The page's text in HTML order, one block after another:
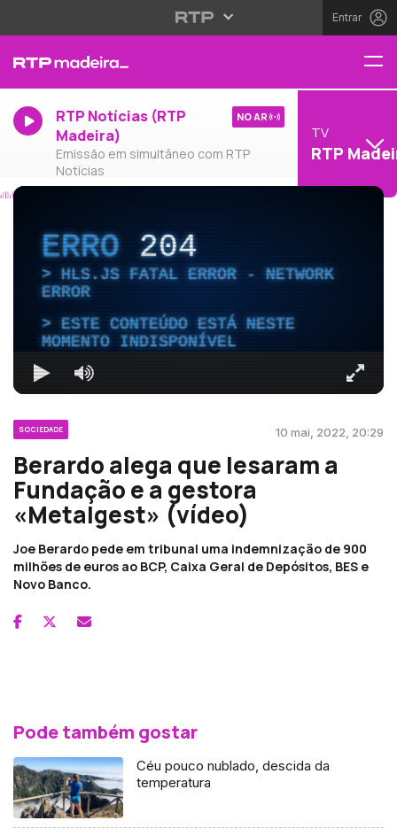
Entrar
RTP Notícias (RTP
Madeira)
Emissão em simultâneo com RTP
Notícias
NO AR
TV
RTP
ERRO204
HLS.JS FATAL ERROR - NETWORK
ERROR
ESTE CONTEÚDO ESTÁ NESTE
MOMENTO INDISPONÍVEL
SOCIEDADE 10 mai, 2022, 20:29
Berardo alega que lesaram a
Fundação e a gestora
«Metalgest» (vídeo)
Joe Berardo pede em tribunal uma indemnização de 900
milhões de euros ao BCP, Caixa Geral de Depósitos, BES e
Novo Banco.
Pode também gostar
Céu pouco nublado, descida da
temperatura